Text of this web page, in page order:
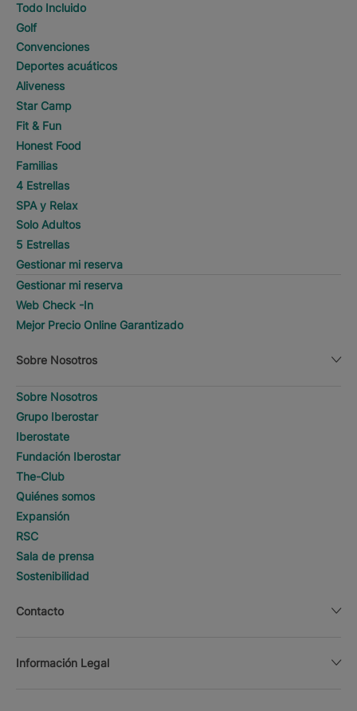
Todo Incluido
Golf
Convenciones
Deportes acuáticos
Aliveness
Star Camp
Fit & Fun
Honest Food
Familias
4 Estrellas
SPA y Relax
Solo Adultos
5 Estrellas
Gestionar mi reserva
Gestionar mi reserva
Web Check -In
Mejor Precio Online Garantizado
Sobre Nosotros
Sobre Nosotros
Grupo Iberostar
Iberostate
Fundación Iberostar
The-Club
Quiénes somos
Expansión
RSC
Sala de prensa
Sostenibilidad
Contacto
Información Legal